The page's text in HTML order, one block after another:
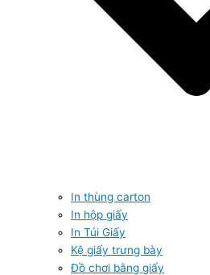
In thùng carton
In hộp giấy
In Túi Giấy
Kệ giấy trưng bày
Đồ chơi bằng giấy